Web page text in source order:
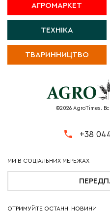
АГРОМАРКЕТ
ТЕХНІКА
ТВАРИННИЦТВО
©2026 AgroTimes.
+38
ОТРИМУЙТЕ ОСТАННІ НОВИНИ